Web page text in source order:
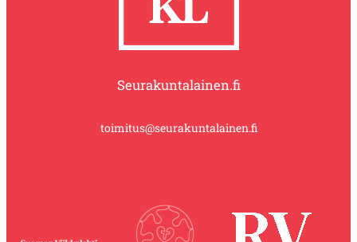
Seurakuntalainen.fi
toimitus@seurakuntalainen.fi